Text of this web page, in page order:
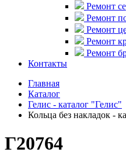
Ремонт
Ремонт
Ремонт
Ремонт
Ремонт
Контакты
Главная
Каталог
Гелис - каталог "Гелис"
Кольца без накладок -
Г20764